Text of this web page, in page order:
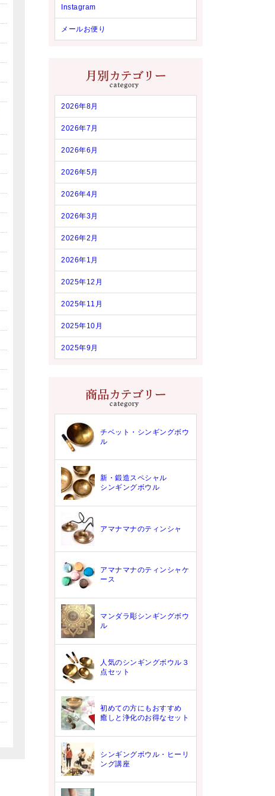
Instagram
メールお便り
2026年8月
2026年7月
2026年6月
2026年5月
2026年4月
2026年3月
2026年2月
2026年1月
2025年12月
2025年11月
2025年10月
2025年9月
チベット・シンギングボウ
ル
新・鍛造スペシャル
シンギングボウル
アマナマナのティンシャ
アマナマナのティンシャケ
ース
マンダラ彫シンギングボウ
ル
人気のシンギングボウル３
点セット
初めての方にもおすすめ
癒しと浄化のお得なセット
シンギングボウル・ヒーリ
ング講座